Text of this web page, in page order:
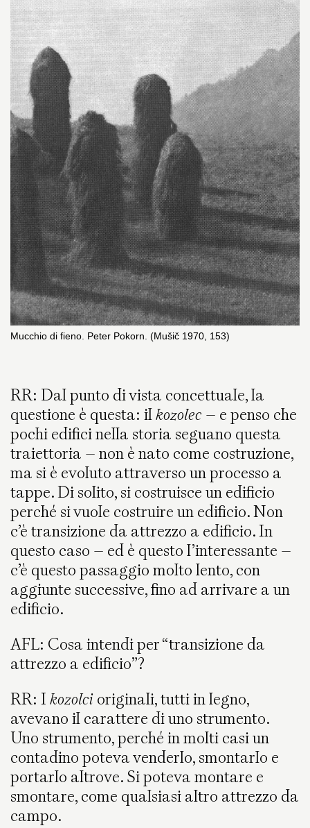
Mucchio di fieno. Peter Pokorn. (Mušič 1970, 153)
RR: Dal punto di vista concettuale, la
questione è questa: ilkozolec – e penso che
pochi edifici nella storia seguano questa
traiettoria – non è nato come costruzione,
ma si è evoluto attraverso un processo a
tappe. Di solito, si costruisce un edificio
perché si vuole costruire un edificio. Non
c’è transizione da attrezzo a edificio. In
questo caso – ed è questo l’interessante –
c’è questo passaggio molto lento, con
aggiunte successive, fino ad arrivare a un
edificio.
AFL: Cosa intendi per “transizione da
attrezzo a edificio”?
RR: Ikozolcioriginali, tutti in legno,
avevano il carattere di uno strumento.
Uno strumento, perché in molti casi un
contadino poteva venderlo, smontarlo e
portarlo altrove. Si poteva montare e
smontare, come qualsiasi altro attrezzo da
campo.